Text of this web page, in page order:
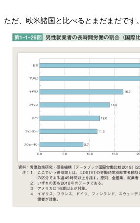
ただ、欧米諸国と比べるとまだまだです。